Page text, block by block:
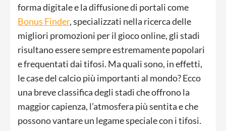
forma digitale e la diffusione di portali come
Bonus Finder, specializzati nella ricerca delle
migliori promozioni per il gioco online, gli stadi
risultano essere sempre estremamente popolari
e frequentati dai tifosi. Ma quali sono, in effetti,
le case del calcio più importanti al mondo? Ecco
una breve classifica degli stadi che offrono la
maggior capienza, l’atmosfera più sentita e che
possono vantare un legame speciale con i tifosi.